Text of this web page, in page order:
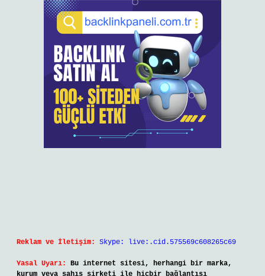
Reklam ve İletişim: Skype: live:.cid.575569c608265c69
Yasal Uyarı:
Bu internet sitesi, herhangi bir marka,
kurum veya şahıs şirketi ile hiçbir bağlantısı